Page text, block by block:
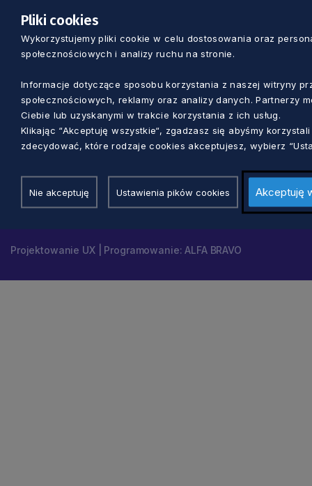
Adres:
ul. Okopowa 21/27
Nawigacja
© 2026 Pomorskie.eu
Projektowanie UX | Programowanie: ALFA BRAVO
Pliki cookies
Wykorzystujemy pliki cookie w celu dostosowania oraz
społecznościowych i analizy ruchu na stronie.
Informacje dotyczące sposobu korzystania z naszej witryny
społecznościowych, reklamy oraz analizy danych. Partnerzy
Ciebie lub uzyskanymi w trakcie korzystania z ich usług.
Klikając “Akceptuję wszystkie“, zgadzasz się abyśmy
zdecydować, które rodzaje cookies akceptujesz, wybierz
Nie akceptuję Ustawienia pików cookies Akceptuję